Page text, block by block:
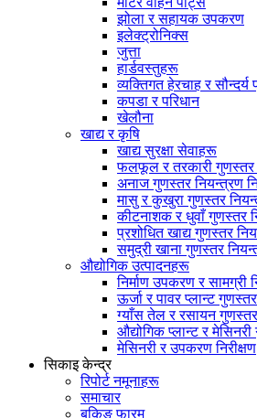
झोला र सहायक उपकरण
इलेक्ट्रोनिक्स
जुत्ता
हार्डवस्तुहरू
व्यक्तिगत हेरचाह र सौन्दर्य
कपडा र परिधान
खेलौना
खाद्य र कृषि
खाद्य सुरक्षा सेवाहरू
फलफूल र तरकारी गुणस्तर
अनाज गुणस्तर नियन्त्रण
मासु र कुखुरा गुणस्तर
कीटनाशक र धुवाँ गुणस्तर
प्रशोधित खाद्य गुणस्तर
समुद्री खाना गुणस्तर
औद्योगिक उत्पादनहरू
निर्माण उपकरण र सामग्री
ऊर्जा र पावर प्लान्ट
ग्याँस तेल र रसायन गुणस्तर
औद्योगिक प्लान्ट र
मेसिनरी र उपकरण निरीक्षण
सिकाइ केन्द्र
रिपोर्ट नमूनाहरू
समाचार
बुकिङ फारम